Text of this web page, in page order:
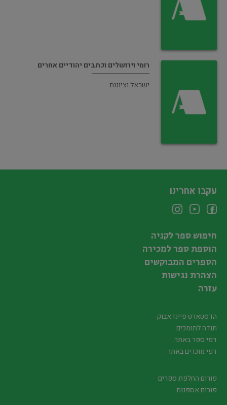
רומי וירושלים וכתבים יהודיים אחרים
ישראל וציונות
עקבו אחרינו
חיפוש ספר לקניה
הוספת ספר למכירה
הספרים המבוקשים
הצהרת נגישות
עזרה
הדסטארט פיינדאבוק
תודה לתומכים
דפי ספר באתר
דפי מוכרים באתר
פורום החלפת ספרים
פורום אספנות